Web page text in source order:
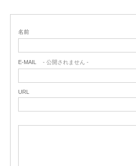
名前
E-MAIL - 公開されません -
URL